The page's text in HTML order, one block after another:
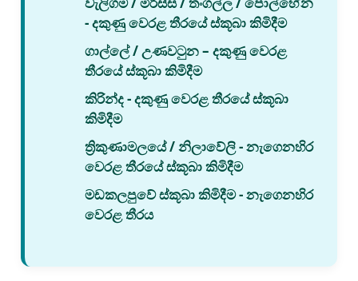
- දකුණු වෙරළ තීරයේ ස්කූබා කිමිදීම
ගාල්ලේ / උණවටුන – දකුණු වෙරළ
තීරයේ ස්කූබා කිමිදීම
කිරින්ද - දකුණු වෙරළ තීරයේ ස්කූබා
කිමිදීම
ත්‍රිකුණාමලයේ / නිලාවේලි - නැගෙනහිර
වෙරළ තීරයේ ස්කූබා කිමිදීම
මඩකලපුවේ ස්කූබා කිමිදීම - නැගෙනහිර
වෙරළ තීරය